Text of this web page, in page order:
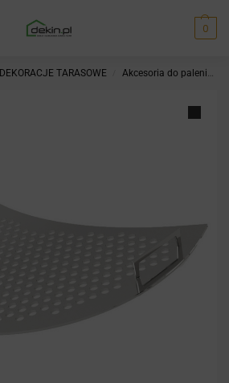
0
DEKORACJE TARASOWE Akcesoria do palenisk